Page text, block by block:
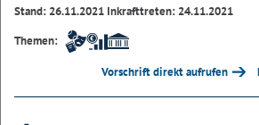
Stand: 26.11.2021 Inkrafttreten: 24.11.2021
Themen:
Vorschrift direkt aufrufen